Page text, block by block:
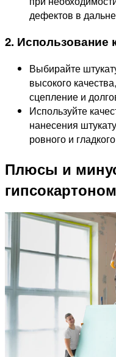
дефектов в
2. Использование
Выбирайте
высокого
сцепление и
Используйте
нанесения
ровного и
Плюсы и
гипсокартоном